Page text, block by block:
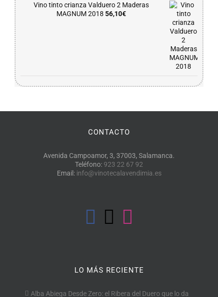
Vino tinto crianza Valduero 2 Maderas
MAGNUM 2018 56,10€
CONTACTO
Avenida Campoamor, 3, 37003, Salamanca.
Teléfono: 923 22 67 92
Email: info@vinotecalavendimia.es
LO MÁS RECIENTE
Alba Abiega Desde Zero: el Ribera del Duero que lo da